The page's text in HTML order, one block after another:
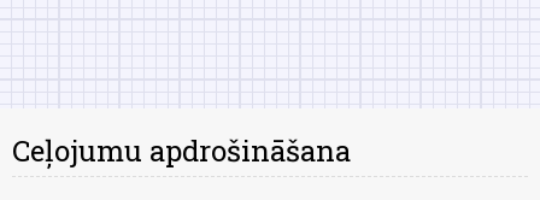
Ceļojumu apdrošināšana